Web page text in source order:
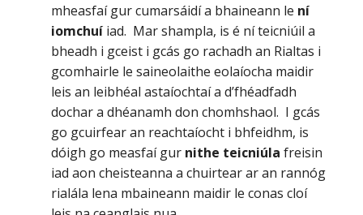
mheasfaí gur cumarsáidí a bhaineann le ní
iomchuíiad. Mar shampla, is é ní teicniúil a
bheadh i gceist i gcás go rachadh an Rialtas i
gcomhairle le saineolaithe eolaíocha maidir
leis an leibhéal astaíochtaí a d’fhéadfadh
dochar a dhéanamh don chomhshaol. I gcás
go gcuirfear an reachtaíocht i bhfeidhm, is
dóigh go measfaí gur nithe teicniúla freisin
iad aon cheisteanna a chuirtear ar an rannóg
rialála lena mbaineann maidir le conas cloí